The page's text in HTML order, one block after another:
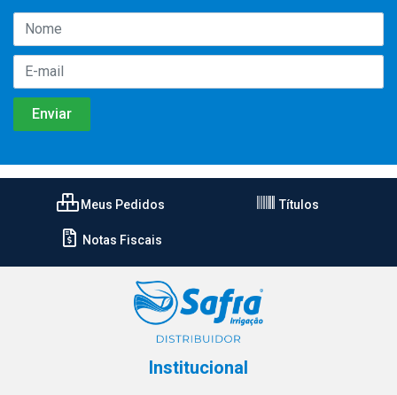
Meus Pedidos Títulos
Notas Fiscais
Institucional